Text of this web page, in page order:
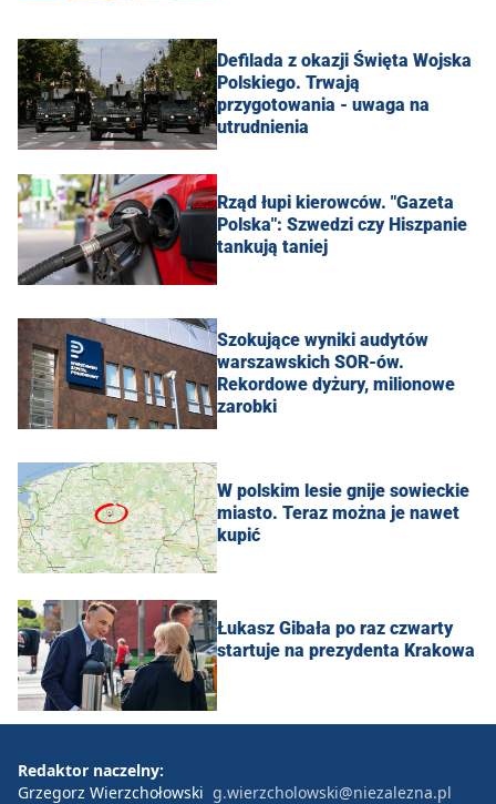
Defilada z okazji Święta Wojska
Polskiego. Trwają
przygotowania - uwaga na
utrudnienia
Rząd łupi kierowców. "Gazeta
Polska": Szwedzi czy Hiszpanie
tankują taniej
Szokujące wyniki audytów
warszawskich SOR-ów.
Rekordowe dyżury, milionowe
zarobki
W polskim lesie gnije sowieckie
miasto. Teraz można je nawet
kupić
Łukasz Gibała po raz czwarty
startuje na prezydenta Krakowa
Redaktor naczelny:
Grzegorz Wierzchołowski g.wierzcholowski@niezalezna.pl